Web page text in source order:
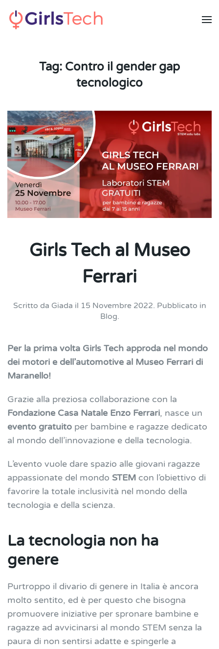
Skip to main content
Tag: Contro il gender gap
tecnologico
Girls Tech al Museo
Ferrari
Scritto da Giada il 15 Novembre 2022. Pubblicato in
Blog.
Per la prima volta Girls Tech approda nel mondo
dei motori e dell’automotive al Museo Ferrari di
Maranello!
Grazie alla preziosa collaborazione con la
Fondazione Casa Natale Enzo Ferrari, nasce un
evento gratuito per bambine e ragazze dedicato
al mondo dell’innovazione e della tecnologia.
L’evento vuole dare spazio alle giovani ragazze
appassionate del mondo STEM con l’obiettivo di
favorire la totale inclusività nel mondo della
tecnologia e della scienza.
La tecnologia non ha
genere
Purtroppo il divario di genere in Italia è ancora
molto sentito, ed è per questo che bisogna
promuovere iniziative per spronare bambine e
ragazze ad avvicinarsi al mondo STEM senza la
paura di non sentirsi adatte e spingerle a